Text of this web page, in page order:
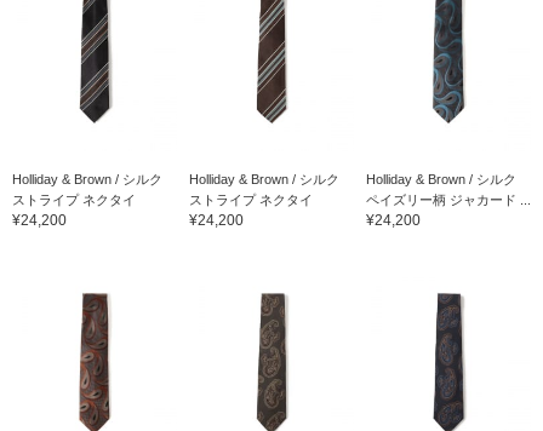
Holliday & Brown / シルク
ストライプ ネクタイ
¥24,200
Holliday & Brown / シルク
ストライプ ネクタイ
¥24,200
Holliday & Brown / シルク
ペイズリー柄 ジャカード ...
¥24,200